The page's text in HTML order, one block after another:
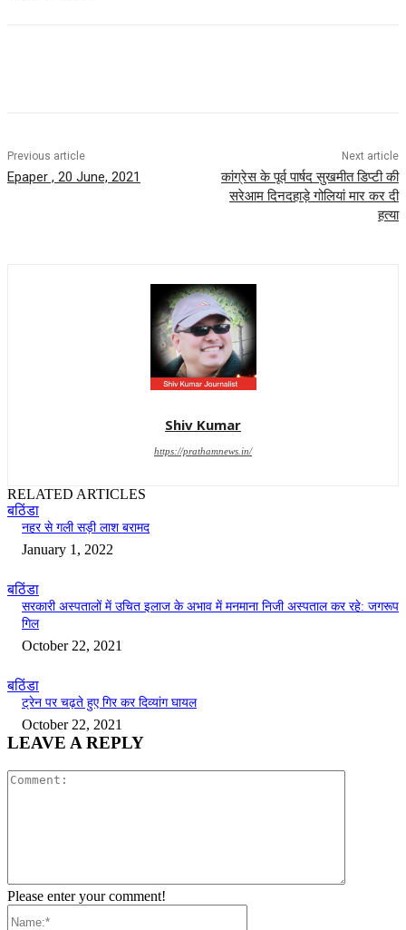
Previous article
Epaper , 20 June, 2021
Next article
कांग्रेस के पूर्व पार्षद सुखमीत डिप्टी की
सरेआम दिनदहाड़े गोलियां मार कर दी
हत्या
Shiv Kumar
https://prathamnews.in/
RELATED ARTICLES
बठिंडा
नहर से गली सड़ी लाश बरामद
January 1, 2022
बठिंडा
सरकारी अस्पतालों में उचित इलाज के अभाव में मनमाना निजी अस्पताल कर रहे: जगरूप
गिल
October 22, 2021
बठिंडा
ट्रेन पर चढ़ते हुए गिर कर दिव्यांग घायल
October 22, 2021
LEAVE A REPLY
Please enter your comment!